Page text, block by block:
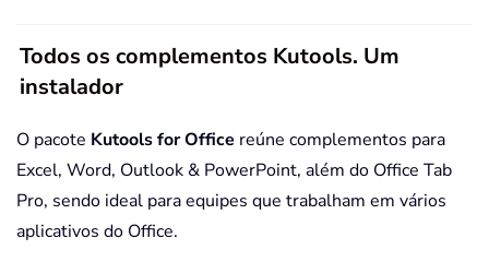
Todos os complementos Kutools. Um
instalador
O pacote Kutools for Office reúne complementos para
Excel, Word, Outlook & PowerPoint, além do Office Tab
Pro, sendo ideal para equipes que trabalham em vários
aplicativos do Office.